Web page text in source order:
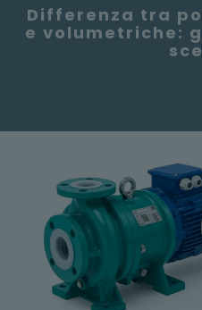
Differenza tra
e volumetriche: